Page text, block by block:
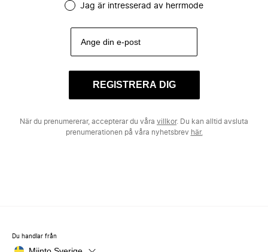
Jag är intresserad av herrmode
REGISTRERA DIG
När du prenumererar, accepterar du våra villkor. Du kan alltid avsluta
prenumerationen på våra nyhetsbrev här.
Du handlar från